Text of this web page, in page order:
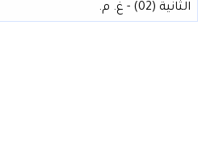
الثانية (02) - غ. م.